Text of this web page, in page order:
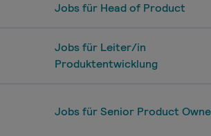
Jobs für Head of Product
Jobs für Leiter/in
Produktentwicklung
Jobs für Senior Product